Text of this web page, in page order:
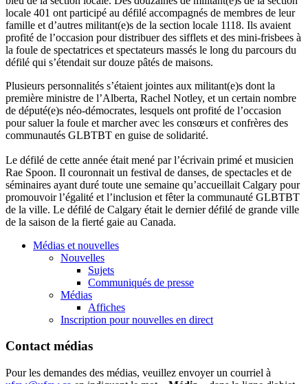
locale 401 ont participé au défilé accompagnés de membres de leur
famille et d’autres militant(e)s de la section locale 1118. Ils avaient
profité de l’occasion pour distribuer des sifflets et des mini-frisbees à
la foule de spectatrices et spectateurs massés le long du parcours du
défilé qui s’étendait sur douze pâtés de maisons.
Plusieurs personnalités s’étaient jointes aux militant(e)s dont la
première ministre de l’Alberta, Rachel Notley, et un certain nombre
de député(e)s néo-démocrates, lesquels ont profité de l’occasion
pour saluer la foule et marcher avec les consœurs et confrères des
communautés GLBTBT en guise de solidarité.
Le défilé de cette année était mené par l’écrivain primé et musicien
Rae Spoon. Il couronnait un festival de danses, de spectacles et de
séminaires ayant duré toute une semaine qu’accueillait Calgary pour
promouvoir l’égalité et l’inclusion et fêter la communauté GLBTBT
de la ville. Le défilé de Calgary était le dernier défilé de grande ville
de la saison de la fierté gaie au Canada.
Médias et nouvelles
Nouvelles
Sujets
Communiqués de presse
Médias
Affiches
Inscription pour nouvelles en direct
Contact médias
Pour les demandes des médias, veuillez envoyer un courriel à